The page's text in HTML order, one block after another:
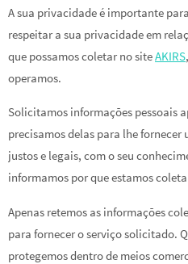
A sua privacidade é importante
respeitar a sua privacidade em
que possamos coletar no siteAKIRS
operamos.
Solicitamos informações pessoais
precisamos delas para lhe fornecer
justos e legais, com o seu
informamos por que estamos
Apenas retemos as informações
para fornecer o serviço solicitado.
protegemos dentro de meios